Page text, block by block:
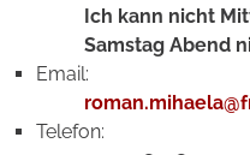
Ich kann nicht
Samstag Abend
Email:
Telefon: